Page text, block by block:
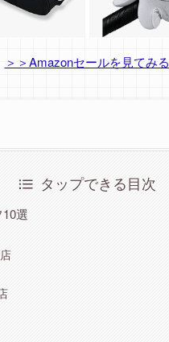
＞＞Amazonセールを見てみる
タップできる目次
選